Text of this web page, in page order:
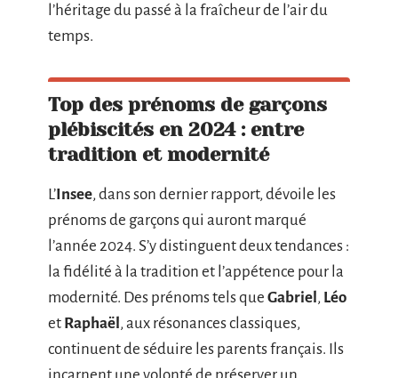
l’héritage du passé à la fraîcheur de l’air du
temps.
Top des prénoms de garçons
plébiscités en 2024 : entre
tradition et modernité
L’Insee, dans son dernier rapport, dévoile les
prénoms de garçons qui auront marqué
l’année 2024. S’y distinguent deux tendances :
la fidélité à la tradition et l’appétence pour la
modernité. Des prénoms tels que Gabriel, Léo
et Raphaël, aux résonances classiques,
continuent de séduire les parents français. Ils
incarnent une volonté de préserver un